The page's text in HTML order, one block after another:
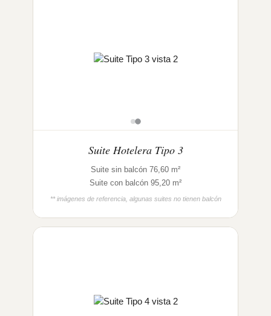
Suite Hotelera Tipo 3
Suite sin balcón 76,60 m²
Suite con balcón 95,20 m²
** imágenes de referencia, algunas suites no tienen balcón